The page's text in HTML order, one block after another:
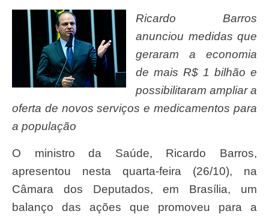
Ricardo Barros
anunciou medidas que
geraram a economia
de mais R$ 1 bilhão e
possibilitaram ampliar a
oferta de novos serviços e medicamentos para
a população
O ministro da Saúde, Ricardo Barros,
apresentou nesta quarta-feira (26/10), na
Câmara dos Deputados, em Brasília, um
balanço das ações que promoveu para a